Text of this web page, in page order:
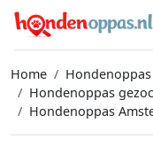
Home
Hondenoppas
Hondenoppas